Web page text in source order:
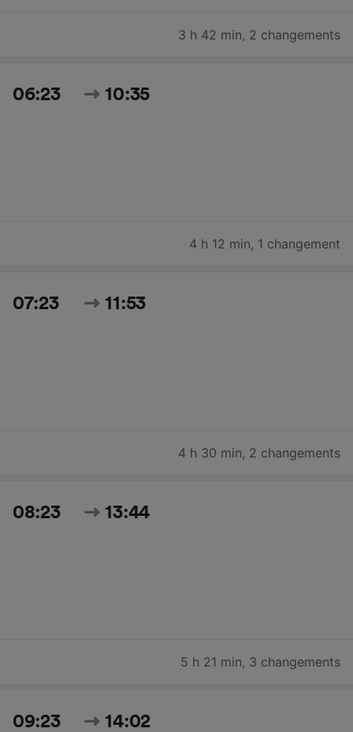
3 h 42 min, 2 changements
06:23 10:35
4 h 12 min, 1 changement
07:23 11:53
4 h 30 min, 2 changements
08:23 13:44
5 h 21 min, 3 changements
09:23 14:02